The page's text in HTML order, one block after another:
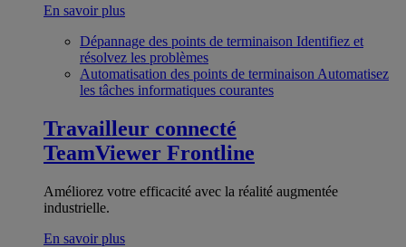
En savoir plus
Dépannage des points de terminaison Identifiez et
résolvez les problèmes
Automatisation des points de terminaison Automatisez
les tâches informatiques courantes
Travailleur connecté
TeamViewer Frontline
Améliorez votre efficacité avec la réalité augmentée
industrielle.
En savoir plus